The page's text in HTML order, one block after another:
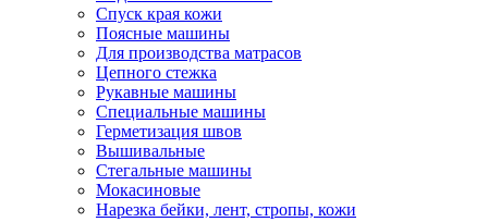
Спуск края кожи
Поясные машины
Для производства матрасов
Цепного стежка
Рукавные машины
Специальные машины
Герметизация швов
Вышивальные
Стегальные машины
Мокасиновые
Нарезка бейки, лент, стропы, кожи